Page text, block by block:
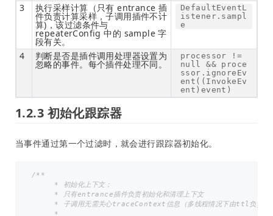
3 执行采样计算（只有 entrance 插
件负责计算采样，子调用插件不计
算)，该过滤条件与
repeaterConfig 中的 sample 字
段有关。
DefaultEventL
istener.sampl
e
4 判断是否是插件调用处理器设置为
忽略的事件。每个插件处理不同。
processor !=
null && proce
ssor.ignoreEv
ent((InvokeEv
ent)event)
1.2.3 初始化跟踪器
当事件通过第一个过滤时，就会进行跟踪器初始化。
/**
     * 初始化上下文；
     * 只有entrance插件负责初始化和清理上下文
* 子调用无需关心traceContext信息（多线程情况下由ttl负责
     *